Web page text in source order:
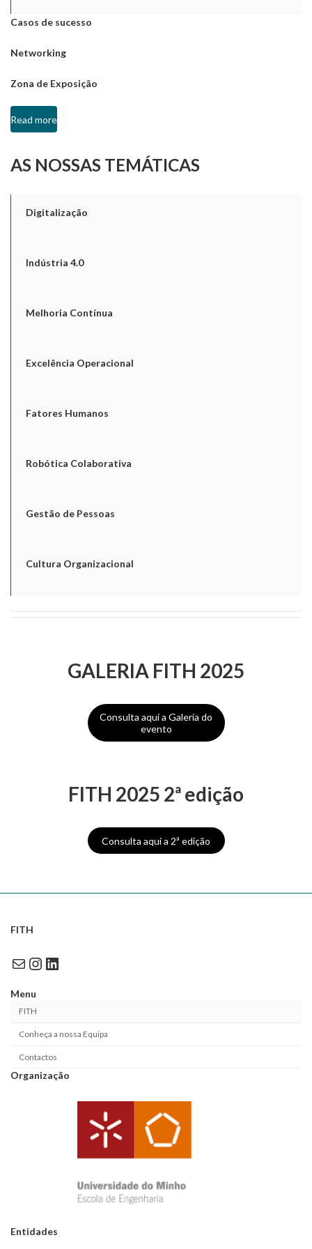
Casos de sucesso
Networking
Zona de Exposição
Read more
AS NOSSAS TEMÁTICAS
Digitalização
Indústria 4.0
Melhoria Contínua
Excelência Operacional
Fatores Humanos
Robótica Colaborativa
Gestão de Pessoas
Cultura Organizacional
GALERIA FITH 2025
Consulta aqui a Galeria do
evento
FITH 2025 2ª edição
Consulta aqui a 2ª edição
FITH
MailInstagram
LinkedIn
Menu
FITH
Conheça a nossa Equipa
Contactos
Organização
Entidades